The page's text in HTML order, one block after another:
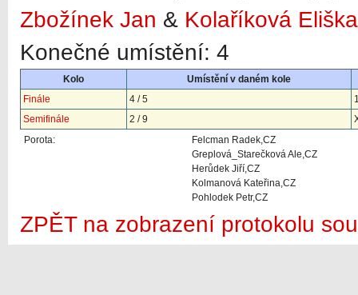
Zbožínek Jan & Kolaříková Eliška
Konečné umístění: 4
Kolo
Umístění v daném kole
Finále
4 / 5
Semifinále
2 / 9
Porota:
Felcman Radek,CZ
Greplová_Starečková Ale,CZ
Herůdek Jiří,CZ
Kolmanová Kateřina,CZ
Pohlodek Petr,CZ
ZPĚT na zobrazení protokolu